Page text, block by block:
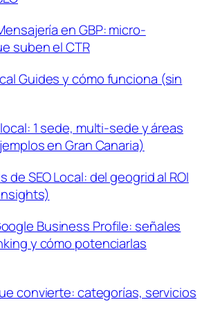
en GBP: micro-
suben el CTR
Guides y cómo funciona (sin
1 sede, multi-sede y áreas
en Gran Canaria)
de SEO Local: del geogrid al ROI
Business Profile: señales
y cómo potenciarlas
convierte: categorías, servicios